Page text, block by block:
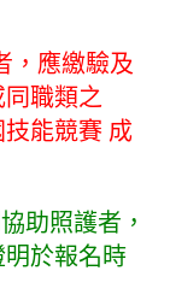
，應繳驗及
職類之
能競賽 成
助照護者，
於報名時